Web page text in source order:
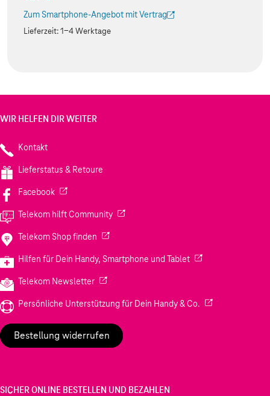
Zum Smartphone-Angebot mit Vertrag
(Der Link wird in einem neuen Tab geöffnet)
Lieferzeit:1-4 Werktage
WIR HELFEN DIR WEITER
Kontakt
Lieferstatus & Retoure
Facebook(Wird in einem neuen Tab geöffnet)
Telekom hilft Community(Wird in einem neuen Tab geöffnet)
Telekom Shop finden (Wird in einem neuen Tab geöffnet)
Hilfen für Dein Handy, Smartphone und Tablet(Wird in einem
Telekom Newsletter(Wird in einem neuen Tab geöffnet)
Persönliche Unterstützung für Dein Handy & Co. (Wird in einem
Bestellung widerrufen
SICHER ONLINE BESTELLEN UND BEZAHLEN